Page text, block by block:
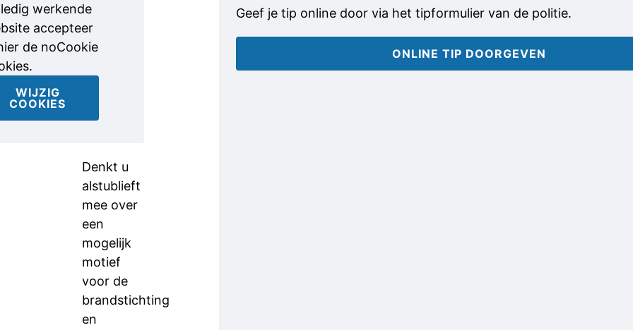
werkende
accepteer
de noCookie
WIJZIG
COOKIES
sprongen
van een
balkon om
brengen.
Denkt u
alstublieft
mee over
een
mogelijk
motief
voor de
brandstichting
en
Geef je tip online door via het tipformulier van de politie.
ONLINE TIP DOORGEVEN